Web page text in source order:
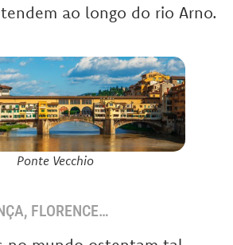
ao longo do rio Arno.
Ponte Vecchio
FLORENCE…